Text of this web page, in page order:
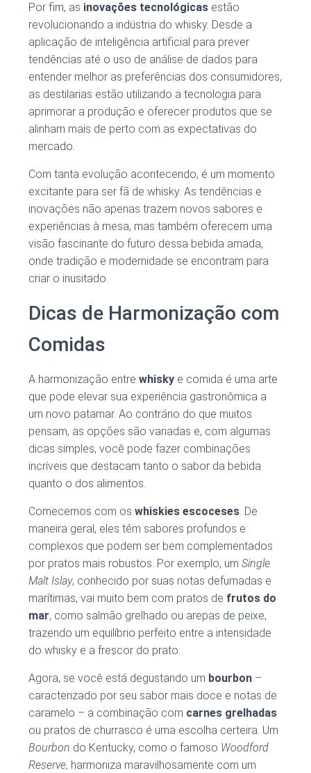
Por fim, as inovações tecnológicas estão
revolucionando a indústria do whisky. Desde a
aplicação de inteligência artificial para prever
tendências até o uso de análise de dados para
entender melhor as preferências dos consumidores,
as destilarias estão utilizando a tecnologia para
aprimorar a produção e oferecer produtos que se
alinham mais de perto com as expectativas do
mercado.
Com tanta evolução acontecendo, é um momento
excitante para ser fã de whisky. As tendências e
inovações não apenas trazem novos sabores e
experiências à mesa, mas também oferecem uma
visão fascinante do futuro dessa bebida amada,
onde tradição e modernidade se encontram para
criar o inusitado.
Dicas de Harmonização com
Comidas
A harmonização entre whisky e comida é uma arte
que pode elevar sua experiência gastronômica a
um novo patamar. Ao contrário do que muitos
pensam, as opções são variadas e, com algumas
dicas simples, você pode fazer combinações
incríveis que destacam tanto o sabor da bebida
quanto o dos alimentos.
Comecemos com os whiskies escoceses. De
maneira geral, eles têm sabores profundos e
complexos que podem ser bem complementados
por pratos mais robustos. Por exemplo, um Single
Malt Islay, conhecido por suas notas defumadas e
marítimas, vai muito bem com pratos de frutos do
mar, como salmão grelhado ou arepas de peixe,
trazendo um equilíbrio perfeito entre a intensidade
do whisky e a frescor do prato.
Agora, se você está degustando um bourbon –
caracterizado por seu sabor mais doce e notas de
caramelo – a combinação com carnes grelhadas
ou pratos de churrasco é uma escolha certeira. Um
Bourbon do Kentucky, como o famoso Woodford
Reserve, harmoniza maravilhosamente com um